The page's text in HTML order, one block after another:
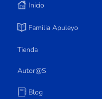
Inicio
Familia Apuleyo
Tienda
Autor@s
Blog